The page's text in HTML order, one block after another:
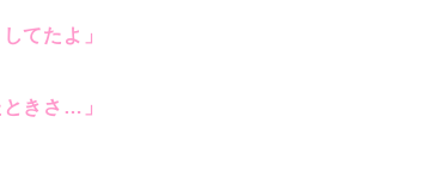
てたよ」
きさ…」